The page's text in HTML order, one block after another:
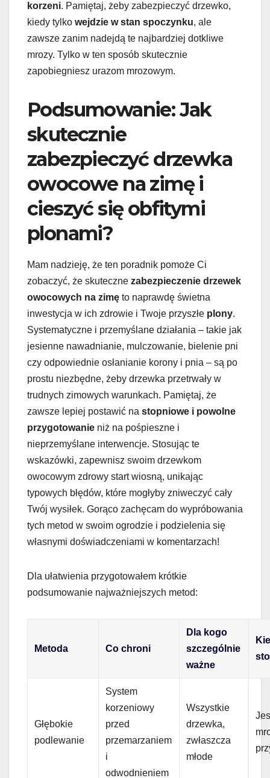
korzeni. Pamiętaj, żeby zabezpieczyć drzewko,
kiedy tylko wejdzie w stan spoczynku, ale
zawsze zanim nadejdą te najbardziej dotkliwe
mrozy. Tylko w ten sposób skutecznie
zapobiegniesz urazom mrozowym.
Podsumowanie: Jak
skutecznie
zabezpieczyć drzewka
owocowe na zimę i
cieszyć się obfitymi
plonami?
Mam nadzieję, że ten poradnik pomoże Ci
zobaczyć, że skuteczne zabezpieczenie drzewek
owocowych na zimę to naprawdę świetna
inwestycja w ich zdrowie i Twoje przyszłe plony.
Systematyczne i przemyślane działania – takie jak
jesienne nawadnianie, mulczowanie, bielenie pni
czy odpowiednie osłanianie korony i pnia – są po
prostu niezbędne, żeby drzewka przetrwały w
trudnych zimowych warunkach. Pamiętaj, że
zawsze lepiej postawić na stopniowe i powolne
przygotowanie niż na pośpieszne i
nieprzemyślane interwencje. Stosując te
wskazówki, zapewnisz swoim drzewkom
owocowym zdrowy start wiosną, unikając
typowych błędów, które mogłyby zniweczyć cały
Twój wysiłek. Gorąco zachęcam do wypróbowania
tych metod w swoim ogrodzie i podzielenia się
własnymi doświadczeniami w komentarzach!
Dla ułatwienia przygotowałem krótkie
podsumowanie najważniejszych metod:
Metoda Co chroni
Dla kogo
szczególnie
ważne
Głębokie
podlewanie
System
korzeniowy
przed
przemarzaniem
i
odwodnieniem
Wszystkie
drzewka,
zwłaszcza
młode